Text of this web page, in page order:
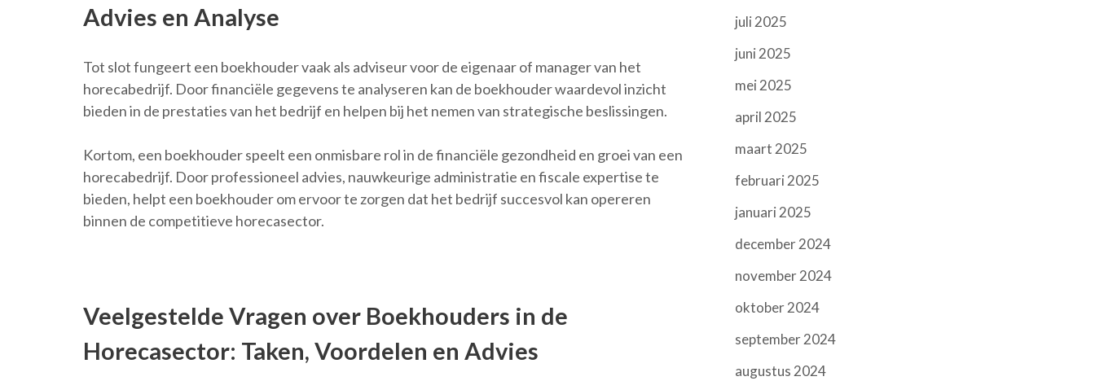
Advies en Analyse
Tot slot fungeert een boekhouder vaak als adviseur voor de eigenaar of manager van het
horecabedrijf. Door financiële gegevens te analyseren kan de boekhouder waardevol inzicht
bieden in de prestaties van het bedrijf en helpen bij het nemen van strategische beslissingen.
Kortom, een boekhouder speelt een onmisbare rol in de financiële gezondheid en groei van een
horecabedrijf. Door professioneel advies, nauwkeurige administratie en fiscale expertise te
bieden, helpt een boekhouder om ervoor te zorgen dat het bedrijf succesvol kan opereren
binnen de competitieve horecasector.
Veelgestelde Vragen over Boekhouders in de
Horecasector: Taken, Voordelen en Advies
juli 2025
juni 2025
mei 2025
april 2025
maart 2025
februari 2025
januari 2025
december 2024
november 2024
oktober 2024
september 2024
augustus 2024